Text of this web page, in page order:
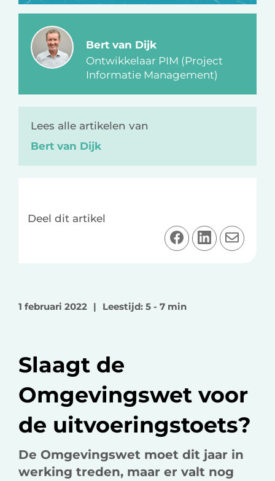
Bert van Dijk
Ontwikkelaar PIM (Project
Informatie Management)
Lees alle artikelen van
Bert van Dijk
Deel dit artikel
D
e
o
b
o
k
D
e
e
I
D
e
a
i
l
1 februari 2022 | Leestijd: 5 - 7 min
Slaagt de
Omgevingswet voor
de uitvoeringstoets?
De Omgevingswet moet dit jaar in
werking treden, maar er valt nog